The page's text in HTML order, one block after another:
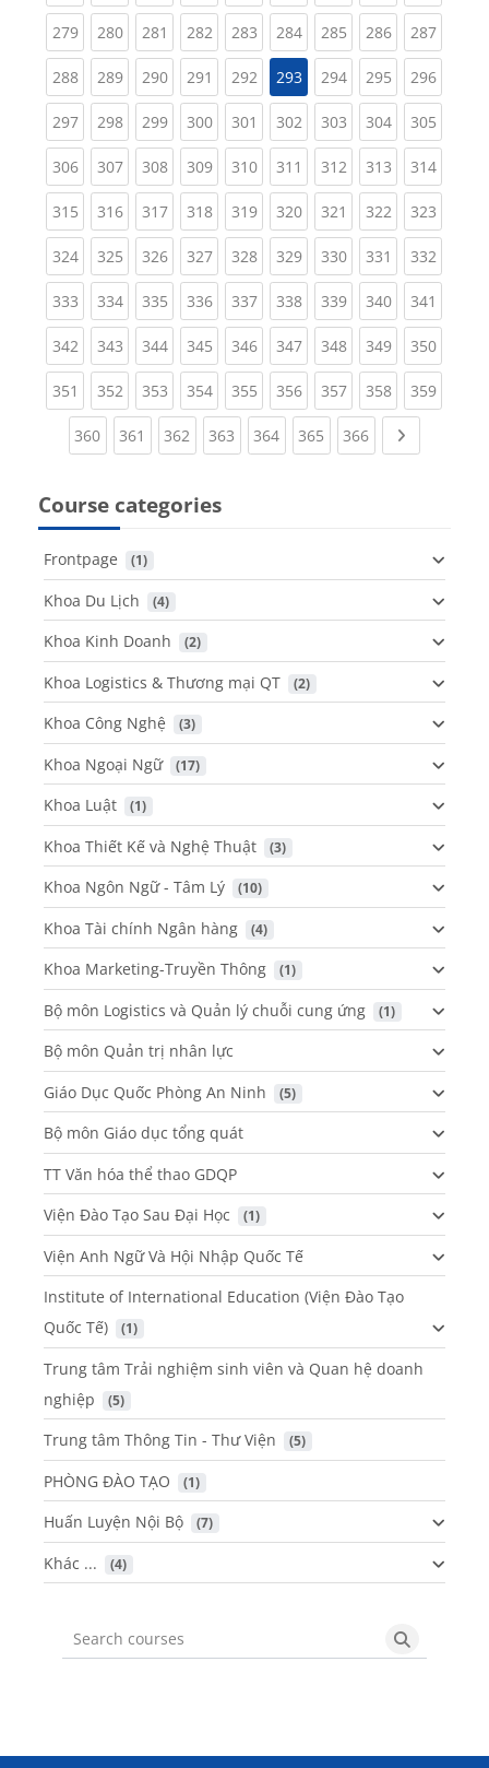
279(current)
280(current)
281 (current)
282(current)
283(current)
284(current)
285(current)
286(current)
287
288(current)
289(current)
290(current)
291 (current)
292(current)
293 294(current)
295(current)
296
297(current)
298(current)
299(current)
300(current)
301 (current)
302(current)
303(current)
304(current)
305
306(current)
307(current)
308(current)
309(current)
310(current)
311 (current)
312(current)
313(current)
314
315(current)
316(current)
317(current)
318(current)
319(current)
320(current)
321 (current)
322(current)
323
324(current)
325(current)
326(current)
327(current)
328(current)
329(current)
330(current)
331 (current)
332
333(current)
334(current)
335(current)
336(current)
337(current)
338(current)
339(current)
340(current)
341
342(current)
343(current)
344(current)
345(current)
346(current)
347(current)
348(current)
349(current)
350
351 (current)
352(current)
353(current)
354(current)
355(current)
356(current)
357(current)
358(current)
359
360(current)
361 (current)
362 (current)
363 (current)
364(current)
365 (current)
366(current)Next page
Course categories
Frontpage (1)
Khoa Du Lịch (4)
Khoa Kinh Doanh (2)
Khoa Logistics & Thương mại QT (2)
Khoa Công Nghệ (3)
Khoa Ngoại Ngữ (17)
Khoa Luật (1)
Khoa Thiết Kế và Nghệ Thuật (3)
Khoa Ngôn Ngữ - Tâm Lý (10)
Khoa Tài chính Ngân hàng (4)
Khoa Marketing-Truyền Thông (1)
Bộ môn Logistics và Quản lý chuỗi cung ứng (1)
Bộ môn Quản trị nhân lực
Giáo Dục Quốc Phòng An Ninh
(5)
Bộ môn Giáo dục tổng quát
TT Văn hóa thể thao GDQP
Viện Đào Tạo Sau Đại Học
(1)
Viện Anh Ngữ Và Hội Nhập Quốc Tế
Institute of International Education (Viện Đào Tạo
Quốc Tế)
(1)
Trung tâm Trải nghiệm sinh viên và Quan hệ doanh
nghiệp
(5)
Trung tâm Thông Tin - Thư Viện (5)
PHÒNG ĐÀO TẠO (1)
Huấn Luyện Nội Bộ (7)
Khác ... (4)
Search courses Search